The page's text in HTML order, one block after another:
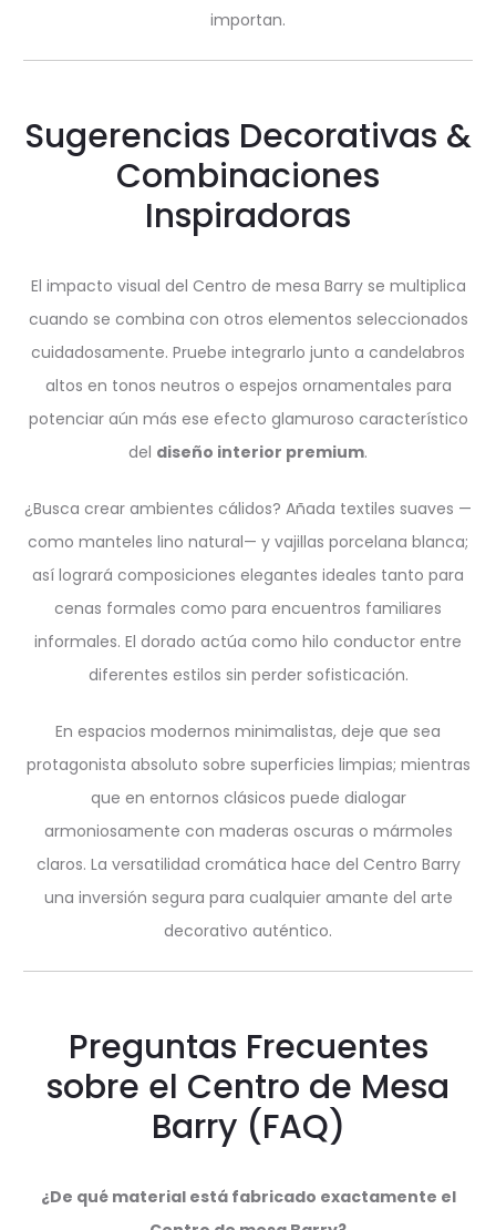
importan.
Sugerencias Decorativas &
Combinaciones
Inspiradoras
El impacto visual del Centro de mesa Barry se multiplica
cuando se combina con otros elementos seleccionados
cuidadosamente. Pruebe integrarlo junto a candelabros
altos en tonos neutros o espejos ornamentales para
potenciar aún más ese efecto glamuroso característico
del diseño interior premium.
¿Busca crear ambientes cálidos? Añada textiles suaves —
como manteles lino natural— y vajillas porcelana blanca;
así logrará composiciones elegantes ideales tanto para
cenas formales como para encuentros familiares
informales. El dorado actúa como hilo conductor entre
diferentes estilos sin perder sofisticación.
En espacios modernos minimalistas, deje que sea
protagonista absoluto sobre superficies limpias; mientras
que en entornos clásicos puede dialogar
armoniosamente con maderas oscuras o mármoles
claros. La versatilidad cromática hace del Centro Barry
una inversión segura para cualquier amante del arte
decorativo auténtico.
Preguntas Frecuentes
sobre el Centro de Mesa
Barry (FAQ)
¿De qué material está fabricado exactamente el